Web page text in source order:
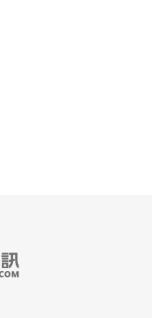
被广泛应用于各类网络服务